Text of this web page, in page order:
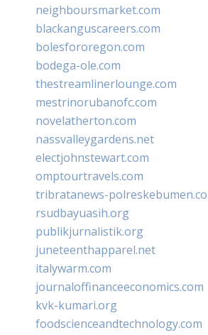
neighboursmarket.com
blackanguscareers.com
bolesfororegon.com
bodega-ole.com
thestreamlinerlounge.com
mestrinorubanofc.com
novelatherton.com
nassvalleygardens.net
electjohnstewart.com
omptourtravels.com
tribratanews-
rsudbayuasih.org
publikjurnalistik.org
juneteenthapparel.net
italywarm.com
journaloffinanceeconomics.com
kvk-kumari.org
foodscienceandtechnology.com